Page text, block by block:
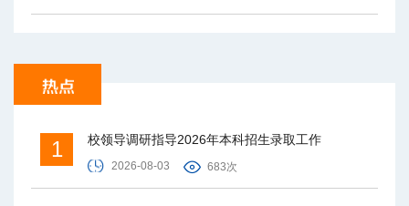
1 校领导调研指导2026年本科招生录取工作
2026-08-03 683次